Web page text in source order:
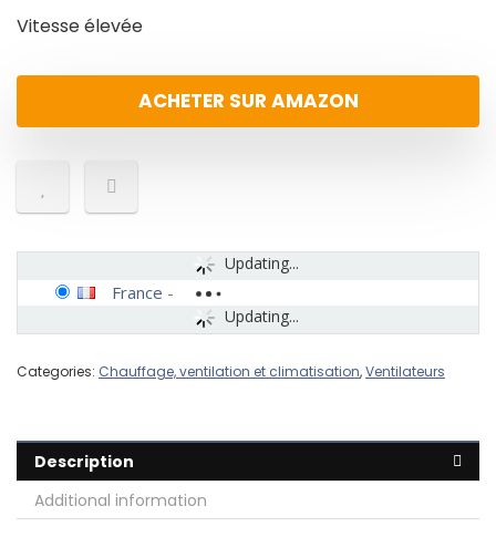
Vitesse élevée
ACHETER SUR AMAZON
Updating...
Updating...
France -
Categories: Chauffage, ventilation et climatisation,Ventilateurs
Description
Additional information